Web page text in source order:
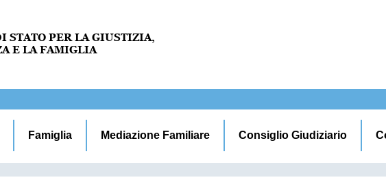
Famiglia Mediazione Familiare Consiglio Giudiziario